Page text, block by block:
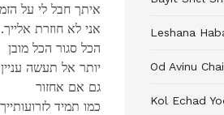
איתך חבל לי על
.אני לא חוזרת אלייך
הכל סגור הכל מובן
יותר אל תעשה עניין
גם אם אחזור
כמו תמיד לזרועותייך